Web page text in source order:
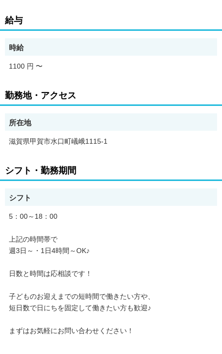
ように綺麗に整えるのがお仕事です！
で
とっても気持ちいいんです！
★★嬉しいポイント★★
・適度に動くので健康維持できる！
・短時間から応相談・お好きな時間で働けます♪
・社割あり！
・中高年、シニアさん多数活躍中♪
給与
時給
1100 円 〜
勤務地・アクセス
所在地
滋賀県甲賀市水口町嶬峨1115-1
シフト・勤務期間
シフト
5：00～18：00
上記の時間帯で
週3日～・1日4時間～OK♪
日数と時間は応相談です！
子どものお迎えまでの短時間で働きたい方や、
短日数で日にちを固定して働きたい方も歓迎♪
まずはお気軽にお問い合わせください！